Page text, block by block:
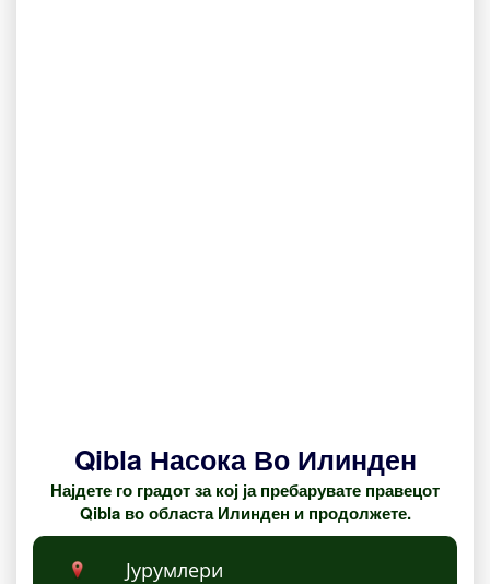
Qibla Насока Во Илинден
Најдете го градот за кој ја пребарувате правецот
Qibla во областа Илинден и продолжете.
Јурумлери